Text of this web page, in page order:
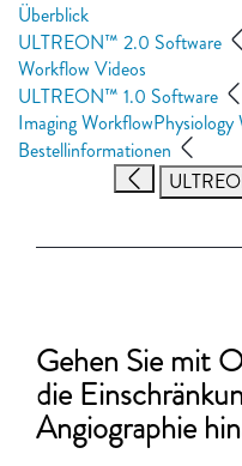
Überblick
ULTREON™ 2.0 Software
Workflow Videos
ULTREON™ 1.0 Software
Imaging WorkflowPhysiology
Bestellinformationen
Gehen Sie mit
die
Angiographie